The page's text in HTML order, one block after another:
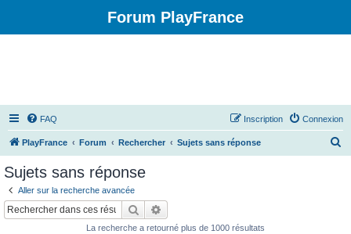
Forum PlayFrance
FAQ Connexion
Inscription
PlayFrance Forum Rechercher Sujets sans réponse
Sujets sans réponse
Aller sur la recherche avancée
Rechercher
La recherche a retourné plus de 1000 résultats